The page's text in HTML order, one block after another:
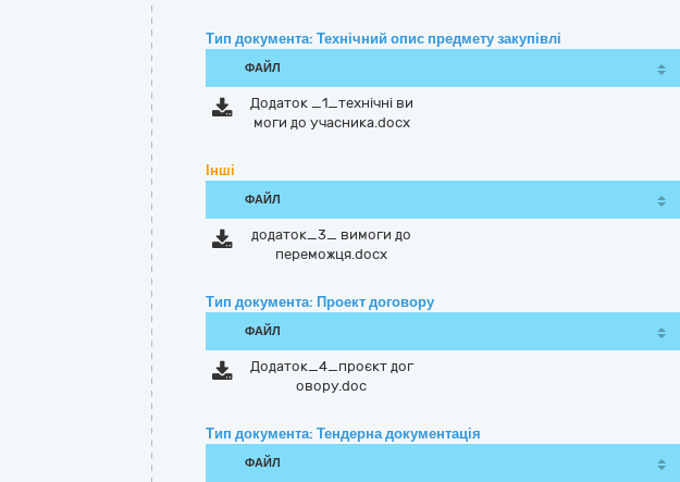
Тип документа: Технічний опис предмету закупівлі
ФАЙЛ
Додаток _1_технічні ви
моги до учасника.docx
Інші
ФАЙЛ
додаток_3_ вимоги до
переможця.docx
Тип документа: Проект договору
ФАЙЛ
Додаток_4_проєкт дог
овору.doc
Тип документа: Тендерна документація
ФАЙЛ